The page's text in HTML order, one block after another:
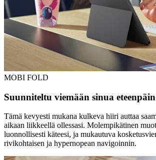
MOBI FOLD
Suunniteltu viemään sinua eteenpäin
Tämä kevyesti mukana kulkeva hiiri auttaa
aikaan liikkeellä ollessasi. Molempikätinen
luonnollisesti käteesi, ja mukautuva
rivikohtaisen ja hypernopean navigoinnin.